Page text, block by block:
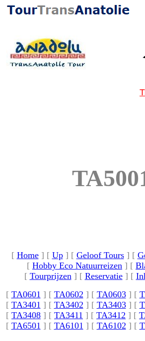
[ Home] [ Up] [ Geloof Tours] [
[ Hobby Eco Natuurreizen ] [
[ Tourprijzen] [ Reservatie] [
[ TA0601 ] [ TA0602 ] [ TA0603] [
[ TA3401 ] [ TA3402 ] [ TA3403] [
[ TA3408 ] [ TA3411 ] [ TA3412 ] [
[ TA6501 ] [ TA6101 ] [ TA6102 ] [